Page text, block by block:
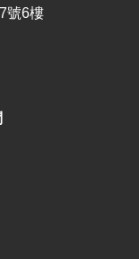
號6樓